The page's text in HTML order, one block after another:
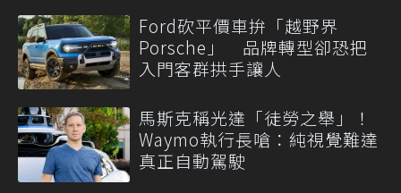
Ford砍平價車拚「越野界
Porsche」 品牌轉型卻恐把
入門客群拱手讓人
馬斯克稱光達「徒勞之舉」！
Waymo執行長嗆：純視覺難達
真正自動駕駛